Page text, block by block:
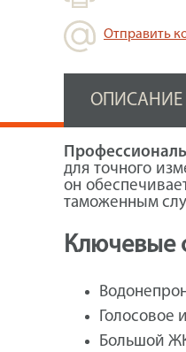
Отправить
ОПИСАНИЕ
для точного
он
таможенным
Ключевые
Голосовое
Большой